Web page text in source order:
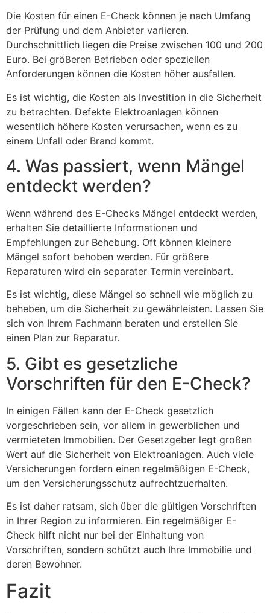
Die Kosten für einen E-Check können je nach Umfang
der Prüfung und dem Anbieter variieren.
Durchschnittlich liegen die Preise zwischen 100 und 200
Euro. Bei größeren Betrieben oder speziellen
Anforderungen können die Kosten höher ausfallen.
Es ist wichtig, die Kosten als Investition in die Sicherheit
zu betrachten. Defekte Elektroanlagen können
wesentlich höhere Kosten verursachen, wenn es zu
einem Unfall oder Brand kommt.
4. Was passiert, wenn Mängel
entdeckt werden?
Wenn während des E-Checks Mängel entdeckt werden,
erhalten Sie detaillierte Informationen und
Empfehlungen zur Behebung. Oft können kleinere
Mängel sofort behoben werden. Für größere
Reparaturen wird ein separater Termin vereinbart.
Es ist wichtig, diese Mängel so schnell wie möglich zu
beheben, um die Sicherheit zu gewährleisten. Lassen Sie
sich von Ihrem Fachmann beraten und erstellen Sie
einen Plan zur Reparatur.
5. Gibt es gesetzliche
Vorschriften für den E-Check?
In einigen Fällen kann der E-Check gesetzlich
vorgeschrieben sein, vor allem in gewerblichen und
vermieteten Immobilien. Der Gesetzgeber legt großen
Wert auf die Sicherheit von Elektroanlagen. Auch viele
Versicherungen fordern einen regelmäßigen E-Check,
um den Versicherungsschutz aufrechtzuerhalten.
Es ist daher ratsam, sich über die gültigen Vorschriften
in Ihrer Region zu informieren. Ein regelmäßiger E-
Check hilft nicht nur bei der Einhaltung von
Vorschriften, sondern schützt auch Ihre Immobilie und
deren Bewohner.
Fazit